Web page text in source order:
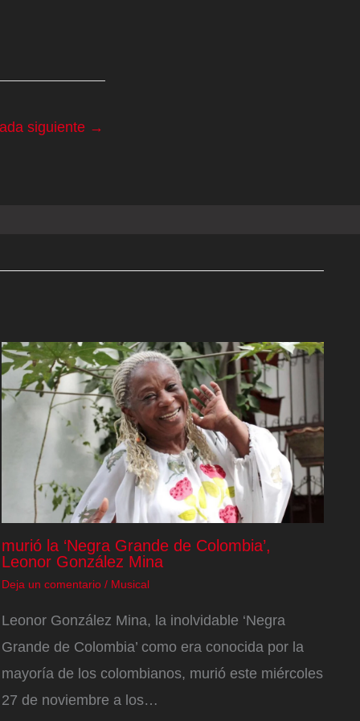
siguiente →
murió la ‘Negra Grande de Colombia’,
Leonor González Mina
Deja un comentario / Musical
Leonor González Mina, la inolvidable ‘Negra
Grande de Colombia’ como era conocida por la
mayoría de los colombianos, murió este miércoles
27 de noviembre a los…